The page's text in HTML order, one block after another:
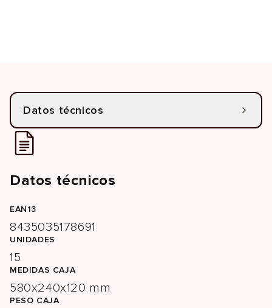
Datos técnicos
Datos técnicos
EAN13
8435035178691
UNIDADES
15
MEDIDAS CAJA
580x240x120 mm
PESO CAJA